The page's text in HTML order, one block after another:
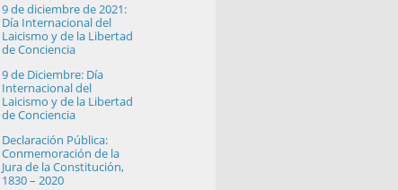
9 de diciembre de 2021:
Día Internacional del
Laicismo y de la Libertad
de Conciencia
9 de Diciembre: Día
Internacional del
Laicismo y de la Libertad
de Conciencia
Declaración Pública:
Conmemoración de la
Jura de la Constitución,
1830 – 2020